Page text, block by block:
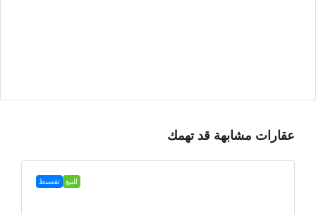
عقارات مشابهة قد تهمك
للبيع تقسيط